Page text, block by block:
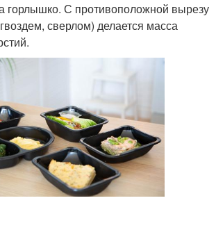
горлышко. С противоположной вырезу
сверлом) делается масса